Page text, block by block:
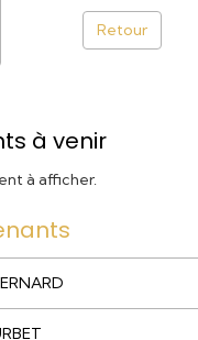
Retour
à venir
à afficher.